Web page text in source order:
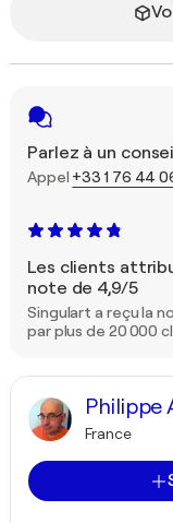
Parlez à un
Appel +33 1 76 44
Les clients
note de 4,9/5
Singulart a reçu la
par plus de 20 000
Philippe
France